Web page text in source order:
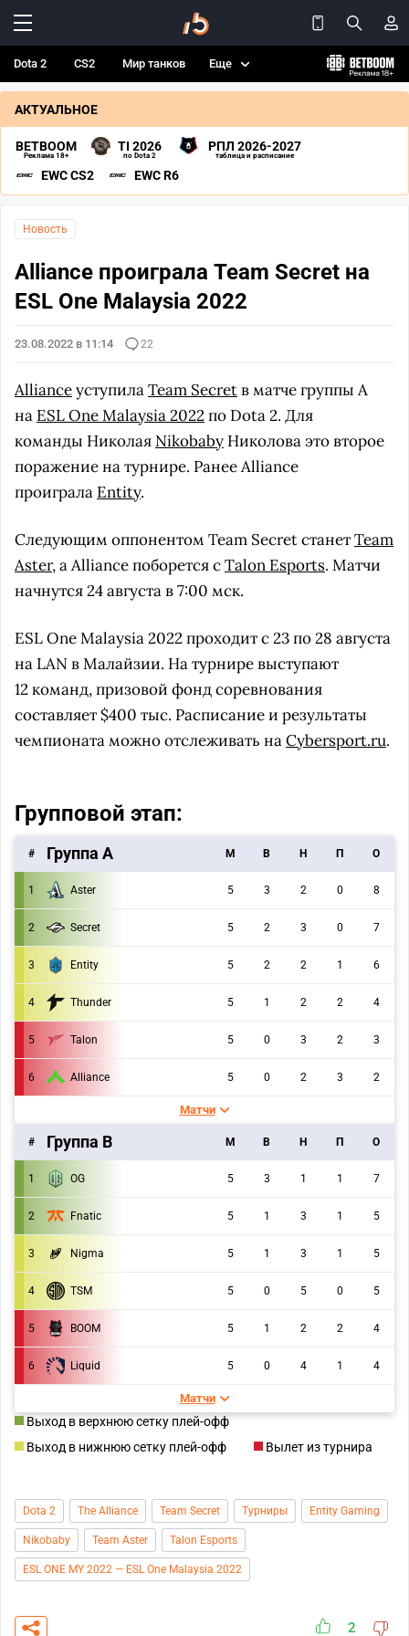
Dota 2 CS2 Мир танков Еще
АКТУАЛЬНОЕ
BETBOOM
Реклама 18+
TI 2026
по Dota 2
РПЛ 2026-2027
таблица и расписание
EWC CS2 EWC R6
Новость
Alliance проиграла Team Secret на
ESL One Malaysia 2022
23.08.2022 в 11:14 22
AllianceуступилаTeam Secretв матче группы А
на ESL One Malaysia 2022по Dota 2. Для
команды Николая Nikobaby Николова это второе
поражение на турнире. Ранее Alliance
проиграла Entity.
Следующим оппонентом Team Secret станетTeam
Aster, а Alliance поборется сTalon Esports. Матчи
начнутся 24 августа в 7:00 мск.
ESL One Malaysia 2022 проходит с 23 по 28 августа
на LAN в Малайзии. На турнире выступают
12 команд, призовой фонд соревнования
составляет $400 тыс. Расписание и результаты
чемпионата можно отслеживать наCybersport.ru.
Групповой этап:
# Группа А M В Н П О
1 Aster 5 3 2 0 8
2 Secret 5 2 3 0 7
3 Entity 5 2 2 1 6
4 Thunder 5 1 2 2 4
5 Talon 5 0 3 2 3
6 Alliance 5 0 2 3 2
Матчи
# Группа B M В Н П О
1 OG 5 3 1 1 7
2 Fnatic 5 1 3 1 5
3 Nigma 5 1 3 1 5
4 TSM 5 0 5 0 5
5 BOOM 5 1 2 2 4
6 Liquid 5 0 4 1 4
Матчи
Выход в верхнюю сетку плей-офф
Выход в нижнюю сетку плей-офф
Вылет из турнира
Dota 2 The Alliance Team Secret Турниры Entity Gaming
Nikobaby Team Aster Talon Esports
ESL ONE MY 2022 — ESL One Malaysia 2022
2